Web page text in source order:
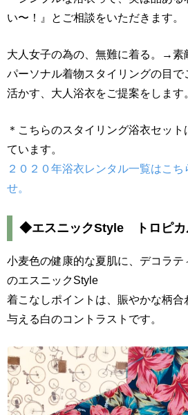
い〜！』とご相談をいただきます。
大人女子の為の、無難に着る。→素
パーソナル着物スタイリングの目で
活かす、大人浴衣をご提案をします
＊こちらのスタイリング浴衣セッ
ています。
２０２０年浴衣レンタル一覧はこち
せ。
◆エスニックStyle トロピカ
小麦色の健康的な夏肌に、デコラテ
のエスニックStyle
着こなしポイントは、賑やかな柄合
与える白のコントラストです。